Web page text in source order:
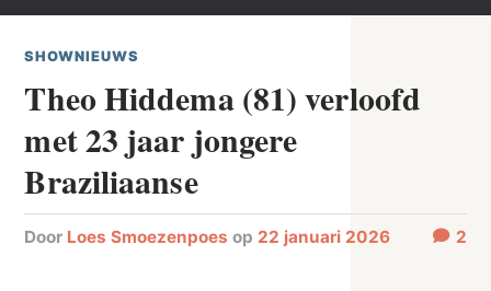
SHOWNIEUWS
Theo Hiddema (81) verloofd
met 23 jaar jongere
Braziliaanse
door Loes Smoezenpoes op 22 januari 2026 2